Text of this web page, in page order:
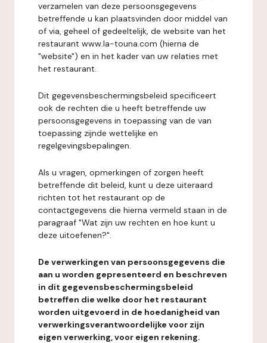
verzamelen van deze persoonsgegevens
betreffende u kan plaatsvinden door middel van
of via, geheel of gedeeltelijk, de website van het
restaurant www.la-touna.com (hierna de
"website") en in het kader van uw relaties met
het restaurant.
Dit gegevensbeschermingsbeleid specificeert
ook de rechten die u heeft betreffende uw
persoonsgegevens in toepassing van de van
toepassing zijnde wettelijke en
regelgevingsbepalingen.
Als u vragen, opmerkingen of zorgen heeft
betreffende dit beleid, kunt u deze uiteraard
richten tot het restaurant op de
contactgegevens die hierna vermeld staan in de
paragraaf "Wat zijn uw rechten en hoe kunt u
deze uitoefenen?".
De verwerkingen van persoonsgegevens die
aan u worden gepresenteerd en beschreven
in dit gegevensbeschermingsbeleid
betreffen die welke door het restaurant
worden uitgevoerd in de hoedanigheid van
verwerkingsverantwoordelijke voor zijn
eigen verwerking, voor eigen rekening.